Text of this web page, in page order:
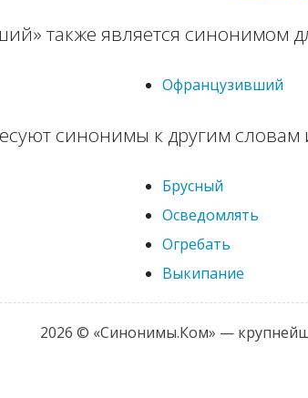
также является синонимом
Офранцузивший
синонимы к другим
Брусный
Осведомлять
Огребать
Выкипание
2026 © «Синонимы.Ком» —